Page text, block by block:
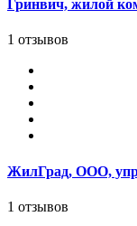
Гринвич, жилой
1 отзывов
ЖилГрад, ООО,
1 отзывов